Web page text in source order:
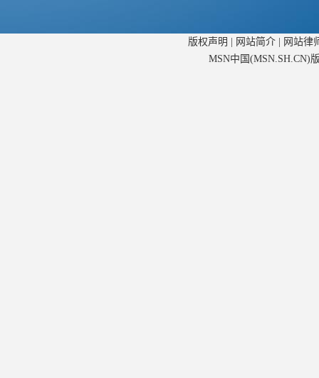
版权声明 网站简介|
网站律
MSN中国(MSN.SH.CN)